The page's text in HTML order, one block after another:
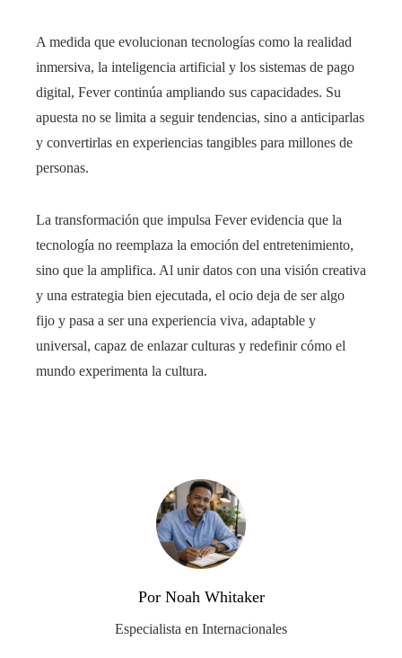
A medida que evolucionan tecnologías como la realidad
inmersiva, la inteligencia artificial y los sistemas de pago
digital, Fever continúa ampliando sus capacidades. Su
apuesta no se limita a seguir tendencias, sino a anticiparlas
y convertirlas en experiencias tangibles para millones de
personas.
La transformación que impulsa Fever evidencia que la
tecnología no reemplaza la emoción del entretenimiento,
sino que la amplifica. Al unir datos con una visión creativa
y una estrategia bien ejecutada, el ocio deja de ser algo
fijo y pasa a ser una experiencia viva, adaptable y
universal, capaz de enlazar culturas y redefinir cómo el
mundo experimenta la cultura.
Por Noah Whitaker
Especialista en Internacionales